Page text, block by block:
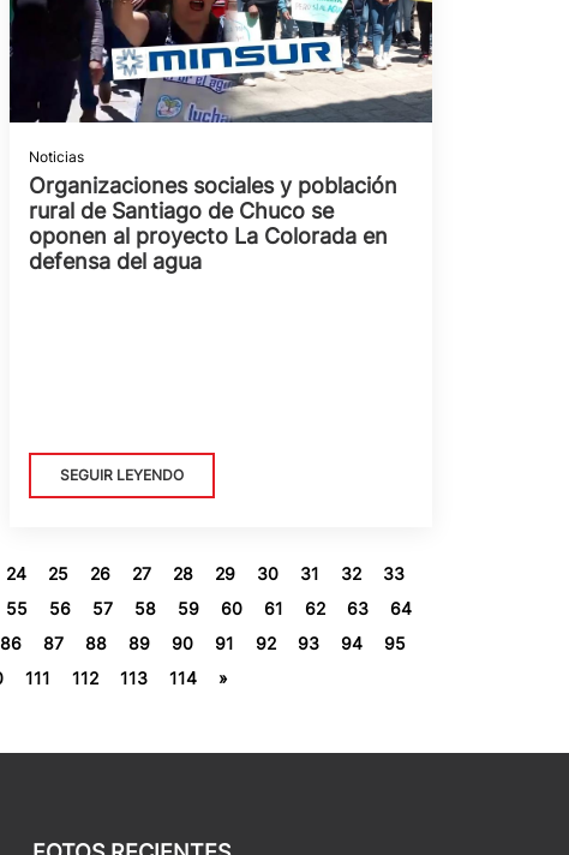
Noticias
Organizaciones sociales y población
rural de Santiago de Chuco se
oponen al proyecto La Colorada en
defensa del agua
SEGUIR LEYENDO
24 25 26 27 28 29 30 31 32
33
55 56 57 58 59 60 61 62 63
64
86 87 88 89 90 91 92 93 94
95
111 112 113 114 »